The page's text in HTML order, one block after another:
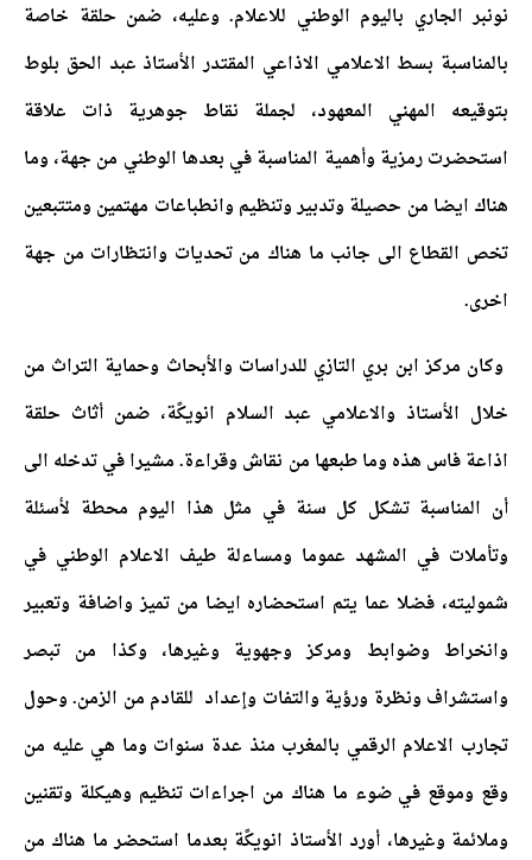
نونبر الجاري باليوم الوطني للاعلام. وعليه، ضمن حلقة خاصة
بالمناسبة بسط الاعلامي الاذاعي المقتدر الأستاذ عبد الحق بلوط
بتوقيعه المهني المعهود، لجملة نقاط جوهرية ذات علاقة
استحضرت رمزية وأهمية المناسبة في بعدها الوطني من جهة، وما
هناك ايضا من حصيلة وتدبير وتنظيم وانطباعات مهتمين ومتتبعين
تخص القطاع الى جانب ما هناك من تحديات وانتظارات من جهة
اخرى.
وكان مركز ابن بري التازي للدراسات والأبحاث وحماية التراث من
خلال الأستاذ والاعلامي عبد السلام انويكًة، ضمن أثاث حلقة
اذاعة فاس هذه وما طبعها من نقاش وقراءة. مشيرا في تدخله الى
أن المناسبة تشكل كل سنة في مثل هذا اليوم محطة لأسئلة
وتأملات في المشهد عموما ومساءلة طيف الاعلام الوطني في
شموليته، فضلا عما يتم استحضاره ايضا من تميز واضافة وتعبير
وانخراط وضوابط ومركز وجهوية وغيرها، وكذا من تبصر
واستشراف ونظرة ورؤية والتفات وإعداد للقادم من الزمن.وحول
تجارب الاعلام الرقمي بالمغرب منذ عدة سنوات وما هي عليه من
وقع وموقع في ضوء ما هناك من اجراءات تنظيم وهيكلة وتقنين
وملائمة وغيرها، أورد الأستاذ انويكًة بعدما استحضر ما هناك من